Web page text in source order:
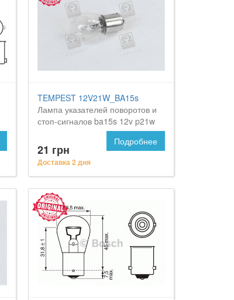
TEMPEST 12V21W_BA15s
Лампа указателей поворотов и
стоп-сигналов ba15s 12v p21w
<tempest> на Форд Орион
21 грн
Доставка 2 дня
Подробнее